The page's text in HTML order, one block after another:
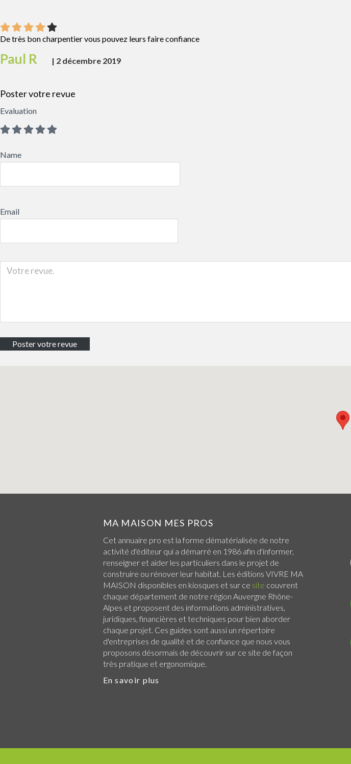
De très bon charpentier vous pouvez leurs faire confiance
Paul R | 2 décembre 2019
Poster votre revue
Evaluation
Name
Email
MA MAISON MES PROS
Cet annuaire pro est la forme dématérialisée de notre
activité d'éditeur qui a démarré en 1986 afin d'informer,
renseigner et aider les particuliers dans le projet de
construire ou rénover leur habitat. Les éditions VIVRE MA
MAISON disponibles en kiosques et sur ce site couvrent
chaque département de notre région Auvergne Rhône-
Alpes et proposent des informations administratives,
juridiques, financières et techniques pour bien aborder
chaque projet. Ces guides sont aussi un répertoire
d'entreprises de qualité et de confiance que nous vous
proposons désormais de découvrir sur ce site de façon
très pratique et ergonomique.
En savoir plus